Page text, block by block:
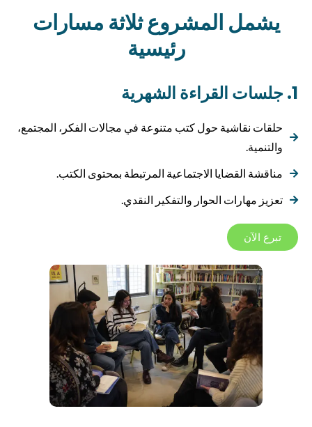
يشمل المشروع ثلاثة مسارات
رئيسية
1. جلسات القراءة الشهرية
حلقات نقاشية حول كتب متنوعة في مجالات الفكر، المجتمع،
والتنمية.
مناقشة القضايا الاجتماعية المرتبطة بمحتوى الكتب.
تعزيز مهارات الحوار والتفكير النقدي.
تبرع الآن